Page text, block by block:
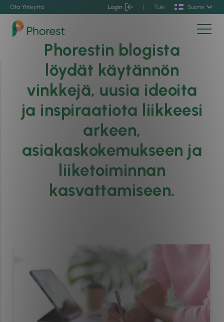
Ota Yhteyttä Login | Tuki Suomi
Phorestin blogista
löydät käytännön
vinkkejä, uusia ideoita
ja inspiraatiota liikkeesi
arkeen,
asiakaskokemukseen ja
liiketoiminnan
kasvattamiseen.